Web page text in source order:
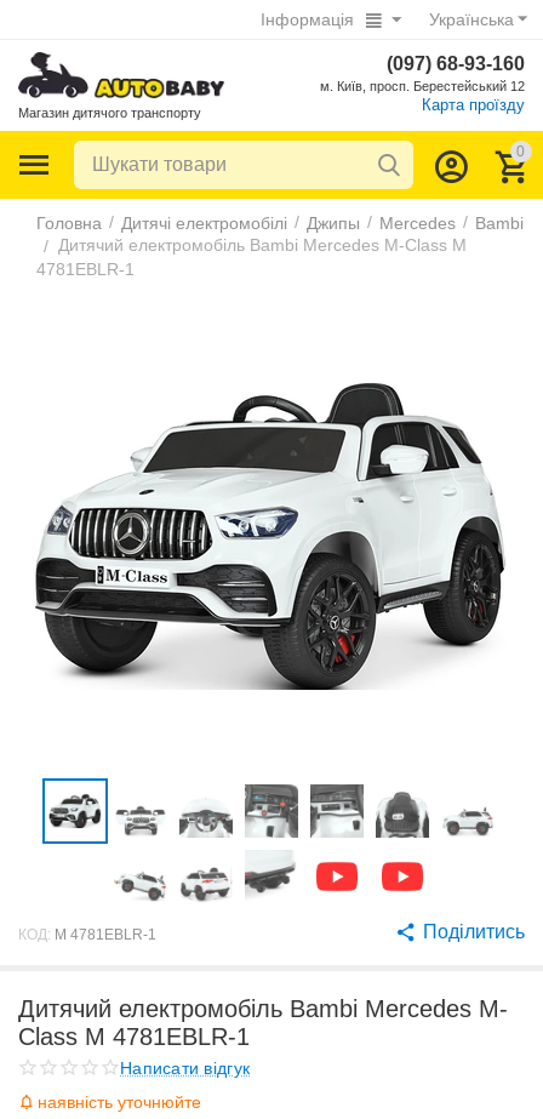
Українська
Інформація
Магазин дитячого транспорту
(097) 68-93-160
м. Київ, просп. Берестейський 12
Карта проїзду
0
Головна / Дитячі електромобілі / Джипы / Mercedes / Bambi
/ Дитячий електромобіль Bambi Mercedes M-Class M
4781EBLR-1
КОД: M 4781EBLR-1 Поділитись
Дитячий електромобіль Bambi Mercedes M-
Class M 4781EBLR-1
Написати відгук
наявність уточнюйте